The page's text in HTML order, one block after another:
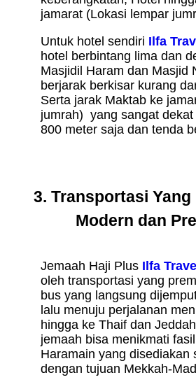
jamarat (Lokasi lempar
Untuk hotel sendiri Ilfa
hotel berbintang lima dan
Masjidil Haram dan Masjid
berjarak berkisar kurang
Serta jarak Maktab ke
jumrah) yang sangat
800 meter saja dan tenda
3. Transportasi
Modern dan
Jemaah Haji Plus Ilfa
oleh transportasi yang
bus yang langsung
lalu menuju perjalanan
hingga ke Thaif dan
jemaah bisa menikmati
Haramain yang disediakan
dengan tujuan Mekkah-